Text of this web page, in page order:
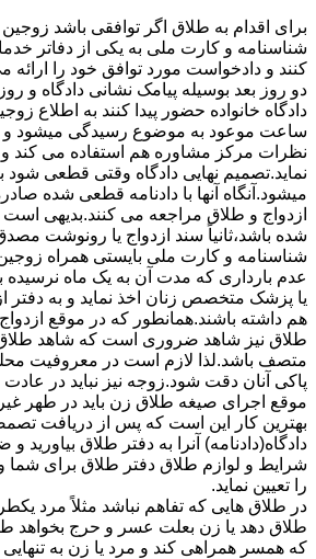
برای اقدام به طلاق اگر توافقی باشد زوجین
شناسنامه و کارت ملی به یکی از دفاتر
کنند و دادخواست مورد توافق خود را ارائه
دو روز بعد بوسیله پیامک نشانی دادگاه و
دادگاه خانواده حضور پیدا کنند به اطلاع
ساعت موعود به موضوع رسیدگی میشود و
نظرات مرکز مشاوره هم استفاده می کند
نماید.تصمیم نهایی دادگاه وقتی قطعی شود
میشود.آنگاه آنها با دادنامه قطعی شده
ازدواج و طلاق مراجعه می کنند.بدیهی است
شده باشد،ثانیاً سند ازدواج یا رونوشت
شناسنامه و کارت ملی بایستی همراه
عدم بارداری که مدت آن به یک ماه نرسیده
یا پزشک متخصص زنان اخذ نماید و به دفتر
هم داشته باشند.همانطور که در موقع
طلاق نیز شاهد ضروری است که شاهد طلاق
متصف باشد.لذا لازم است در معروفیت
پاکی آنان دقت شود.زوجه نیز نباید در عادت
موقع اجرای صیغه طلاق زن باید در طهر
بهترین کار این است که پس از دریافت
دادگاه(دادنامه) آنرا به دفتر طلاق بیاورید
شرایط و لوازم طلاق دفتر طلاق برای شما
را تعیین نماید.
در طلاق هایی که تفاهم نباشد مثلاً مرد
طلاق دهد یا زن بعلت عسر و حرج بخواهد
که همسر همراهی کند و مرد یا زن به